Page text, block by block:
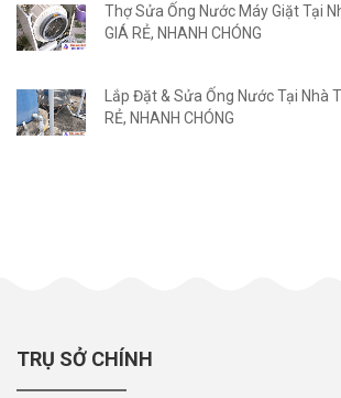
Thợ Sửa Ống Nước Máy Giặt Tại
GIÁ RẺ, NHANH CHÓNG
Lắp Đặt & Sửa Ống Nước Tại Nhà
RẺ, NHANH CHÓNG
TRỤ SỞ CHÍNH